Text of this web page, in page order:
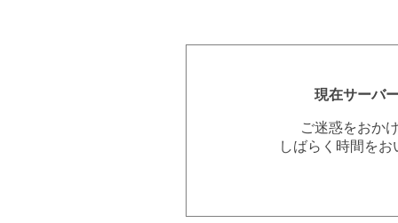
現在サーバ
ご迷惑をおか
しばらく時間を